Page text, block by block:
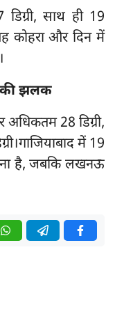
साथ ही 19
कोहरा और दिन में
की झलक
28 डिग्री,
में 19
है, जबकि लखनऊ